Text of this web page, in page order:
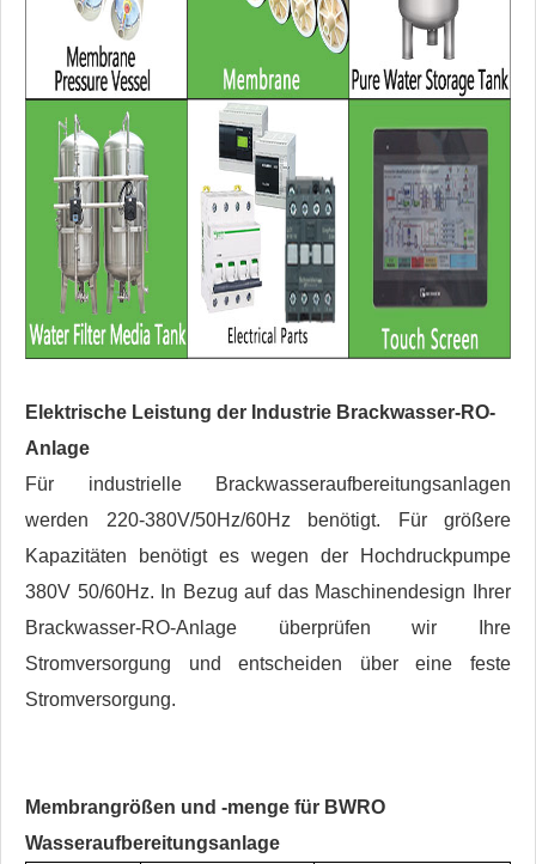
Elektrische Leistung der Industrie Brackwasser-RO-
Anlage
Für industrielle Brackwasseraufbereitungsanlagen
werden 220-380V/50Hz/60Hz benötigt. Für größere
Kapazitäten benötigt es wegen der Hochdruckpumpe
380V 50/60Hz. In Bezug auf das Maschinendesign Ihrer
Brackwasser-RO-Anlage überprüfen wir Ihre
Stromversorgung und entscheiden über eine feste
Stromversorgung.
Membrangrößen und -menge für BWRO
Wasseraufbereitungsanlage